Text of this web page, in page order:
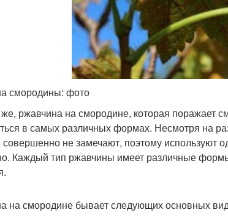
смородины: фото
ржавчина на смородине, которая поражает
в самых различных формах. Несмотря на
не замечают, поэтому используют
Каждый тип ржавчины имеет различные
на смородине бывает следующих основных